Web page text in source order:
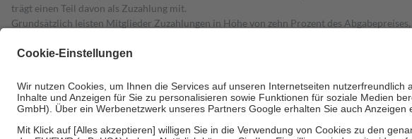
trägt einen Teil davon als Zuzahlung mit.
Grundsätzlich leisten Mitglieder Zuzahlungen in Höhe von zehn Prozent des Abgabepreises,
Diese Regeln gelten grundsätzlich auch für Online-Apotheken.
Um das Engagement der Versicherten für ihre eigene Gesundheit zu stärken und die
• Kindern und Jugendlichen bis zum vollendeten 18. Lebensjahr mit Ausnahme der
• Untersuchungen zur Vorsorge und Früherkennung, die von der GKV getragen werden
• empfohlenen Schutzimpfungen